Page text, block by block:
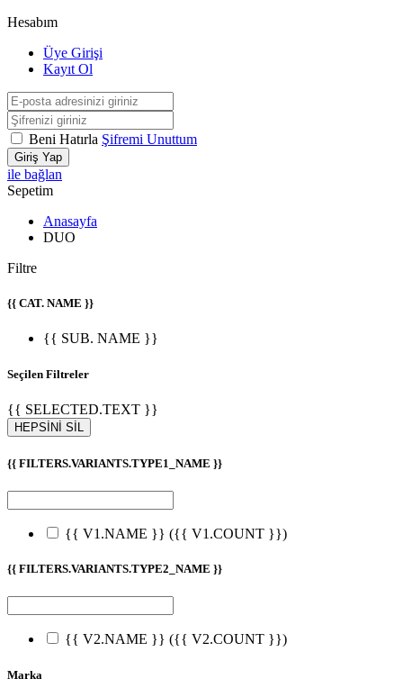
Hesabım
Üye Girişi
Kayıt Ol
Beni Hatırla Şifremi Unuttum
Giriş Yap
ile bağlan
Sepetim
Anasayfa
DUO
Filtre
{{ CAT. NAME }}
{{ SUB. NAME }}
Seçilen Filtreler
{{ SELECTED.TEXT }}
HEPSİNİ SİL
{{ FILTERS.VARIANTS.TYPE1_NAME }}
{{ V1.NAME }} ({{ V1.COUNT }})
{{ FILTERS.VARIANTS.TYPE2_NAME }}
{{ V2.NAME }} ({{ V2.COUNT }})
Marka